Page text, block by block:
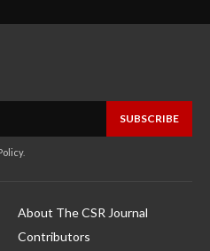
SUBSCRIBE
.
About The CSR Journal
Contributors